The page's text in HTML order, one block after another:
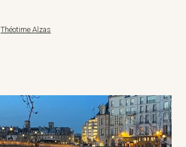
Théotime Alzas